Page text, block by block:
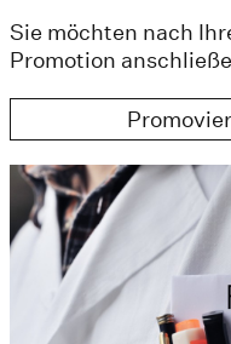
Sie möchten nach
Promotion